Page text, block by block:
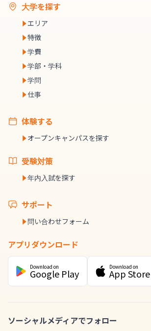
大学を探す
エリア
特徴
学費
学部・学科
学問
仕事
体験する
オープンキャンパスを探す
受験対策
年内入試を探す
サポート
問い合わせフォーム
アプリダウンロード
Download on
Google Play
Download on
App Store
ソーシャルメディアでフォロー